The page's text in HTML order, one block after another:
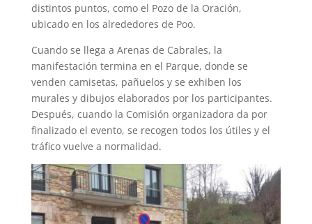
distintos puntos, como el Pozo de la Oración,
ubicado en los alrededores de Poo.
Cuando se llega a Arenas de Cabrales, la
manifestación termina en el Parque, donde se
venden camisetas, pañuelos y se exhiben los
murales y dibujos elaborados por los participantes.
Después, cuando la Comisión organizadora da por
finalizado el evento, se recogen todos los útiles y el
tráfico vuelve a normalidad.